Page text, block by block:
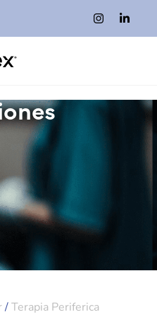
/Terapia Periferica